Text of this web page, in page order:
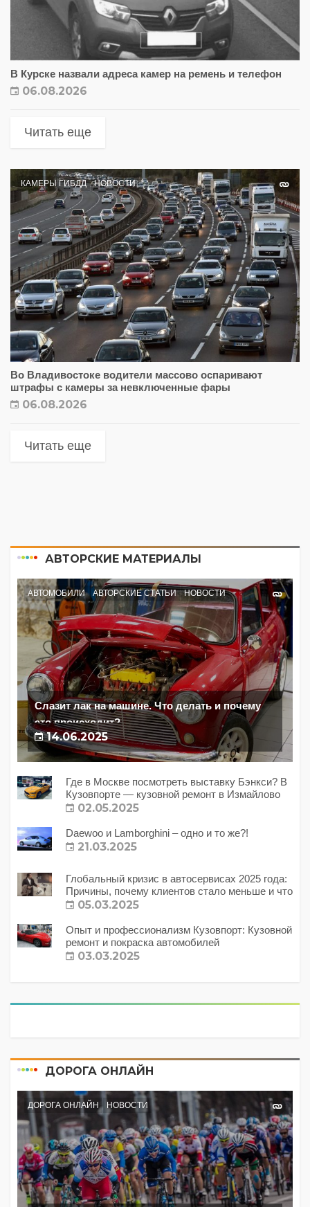
В Курске назвали адреса камер на ремень и телефон
06.08.2026
Читать еще
КАМЕРЫ ГИБДД НОВОСТИ
Во Владивостоке водители массово оспаривают
штрафы с камеры за невключенные фары
06.08.2026
Читать еще
АВТОРСКИЕ МАТЕРИАЛЫ
АВТОМОБИЛИ АВТОРСКИЕ СТАТЬИ НОВОСТИ
Слазит лак на машине. Что делать и почему
это происходит?
14.06.2025
Где в Москве посмотреть выставку Бэнкси? В
Кузовпорте — кузовной ремонт в Измайлово
02.05.2025
Daewoo и Lamborghini – одно и то же?!
21.03.2025
Глобальный кризис в автосервисах 2025 года:
Причины, почему клиентов стало меньше и что
с этим делать?
05.03.2025
Опыт и профессионализм Кузовпорт: Кузовной
ремонт и покраска автомобилей
03.03.2025
ДОРОГА ОНЛАЙН
ДОРОГА ОНЛАЙН НОВОСТИ